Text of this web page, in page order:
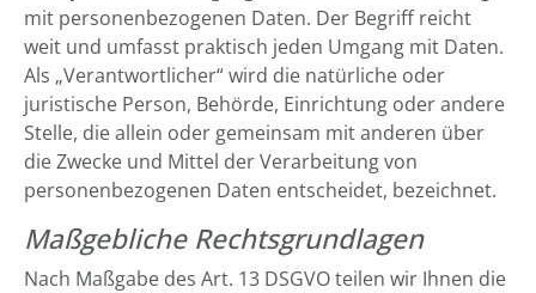
mit personenbezogenen Daten. Der Begriff reicht
weit und umfasst praktisch jeden Umgang mit Daten.
Als „Verantwortlicher“ wird die natürliche oder
juristische Person, Behörde, Einrichtung oder andere
Stelle, die allein oder gemeinsam mit anderen über
die Zwecke und Mittel der Verarbeitung von
personenbezogenen Daten entscheidet, bezeichnet.
Maßgebliche Rechtsgrundlagen
Nach Maßgabe des Art. 13 DSGVO teilen wir Ihnen die